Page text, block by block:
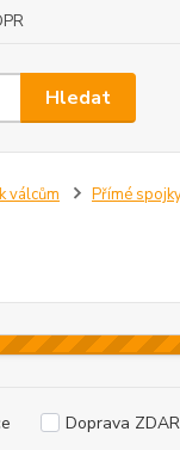
Hledat
válcům Přímé
Doprava